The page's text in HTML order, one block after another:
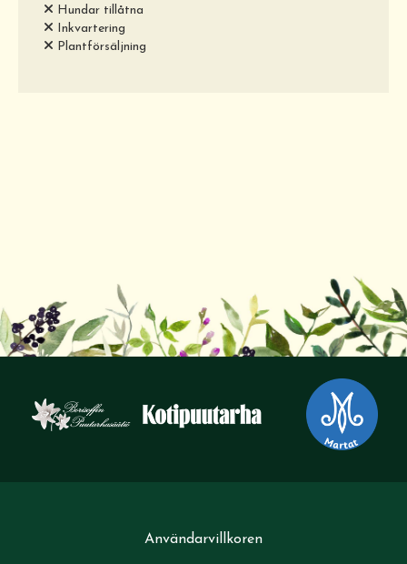
Hundar tillåtna
Inkvartering
Plantförsäljning
Användarvillkoren